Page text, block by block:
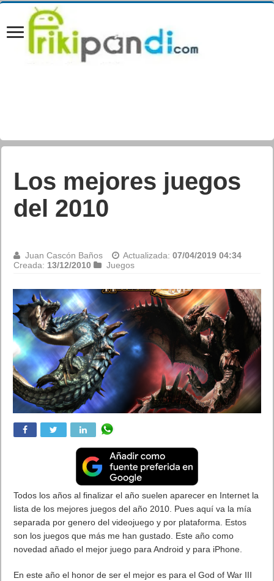
Los mejores juegos
del 2010
Juan Cascón Baños Actualizada:07/04/2019 04:34
Creada: 13/12/2010 Juegos
Todos los años al finalizar el año suelen aparecer en Internet la
lista de los mejores juegos del año 2010. Pues aquí va la mía
separada por genero del videojuego y por plataforma. Estos
son los juegos que más me han gustado. Este año como
novedad añado el mejor juego para Android y para iPhone.
En este año el honor de ser el mejor es para el God of War III